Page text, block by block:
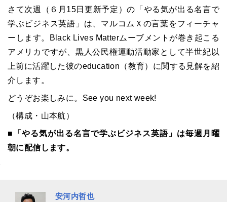
さて次週（６月15日更新予定）の「やる気が出る名言で
学ぶビジネス英語」は、マルコムＸの言葉をフィーチャ
ーします。Black Lives Matterムーブメントが巻き起こる
アメリカですが、黒人公民権運動活動家として半世紀以
上前に活躍した彼のeducation（教育）に関する見解を紹
介します。
どうぞお楽しみに。See you next week!
（構成・山本航）
■「やる気が出る名言で学ぶビジネス英語」は毎週月曜
朝に配信します。
安河内哲也